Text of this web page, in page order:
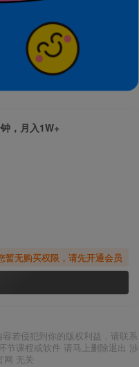
，月入1W+
暂无购买权限，请先开通会员
若侵犯到你的版权利益，请联系
节课程或软件 请马上删除退出 涉
网 无关